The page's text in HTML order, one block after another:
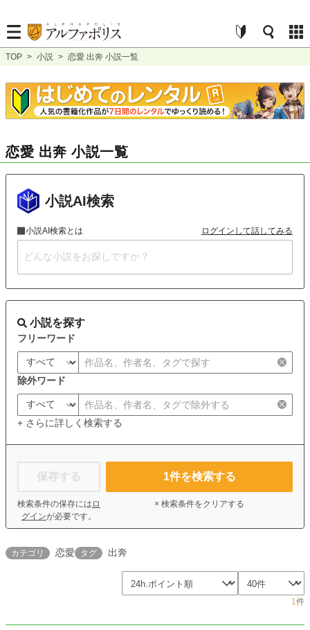
TOP > 小説 > 恋愛 出奔 小説一覧
恋愛 出奔 小説一覧
小説AI検索
小説AI検索とは ログインして話してみる
小説を探す
フリーワード
除外ワード
+ さらに詳しく検索する
保存する
検索条件の保存には ロ
グインが必要です。
1件を検索する
× 検索条件をクリアする
カテゴリ 恋愛 タグ 出奔
1件